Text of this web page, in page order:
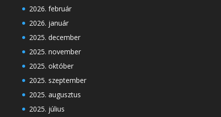
2026. február
2026. január
2025. december
2025. november
2025. október
2025. szeptember
2025. augusztus
2025. július